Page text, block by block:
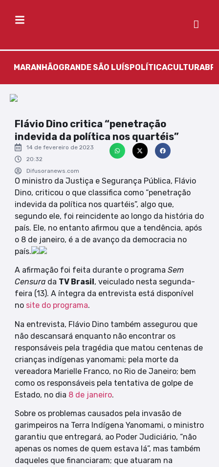
MARANHÃOGRANDE SÃO LUÍSPOLÍTICACULTURA
Flávio Dino critica “penetração
indevida da política nos quartéis”
14 de fevereiro de 2023
20:32
Difusoranews.com
O ministro da Justiça e Segurança Pública, Flávio
Dino, criticou o que classifica como “penetração
indevida da política nos quartéis”, algo que,
segundo ele, foi reincidente ao longo da história do
país. Ele, no entanto afirmou que a tendência, após
o 8 de janeiro, é a de avanço da democracia no
país.
A afirmação foi feita durante o programa Sem
Censura da TV Brasil , veiculado nesta segunda-
feira (13). A íntegra da entrevista está disponível
no site do programa.
Na entrevista, Flávio Dino também assegurou que
não descansará enquanto não encontrar os
responsáveis pela tragédia que matou centenas de
crianças indígenas yanomami; pela morte da
vereadora Marielle Franco, no Rio de Janeiro; bem
como os responsáveis pela tentativa de golpe de
Estado, no dia 8 de janeiro.
Sobre os problemas causados pela invasão de
garimpeiros na Terra Indígena Yanomami, o ministro
garantiu que entregará, ao Poder Judiciário, “não
apenas os nomes de quem estava lá”, mas também
daqueles que financiaram; que atuaram na